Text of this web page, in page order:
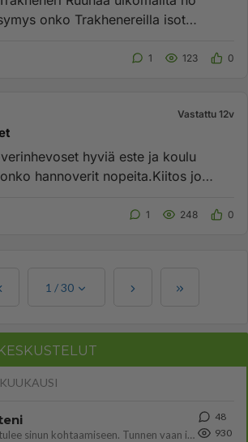
onko Trakhenereilla isot
1 123 0
Vastattu 12v
hyviä este ja koulu
hannoverit nopeita.Kiitos jo
1 248 0
1 /30
KUUKAUSI
Olen säälittävä, mitä tulee sinun kohtaamiseen. Tunnen vaan itseni todella epävarmaksi sun kanssa. Jos minun olisi pitän
48
930